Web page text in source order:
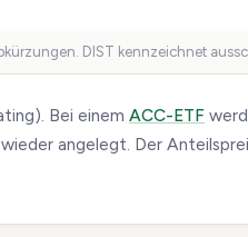
DIST kennzeichnet
Bei einem ACC-ETF
angelegt. Der